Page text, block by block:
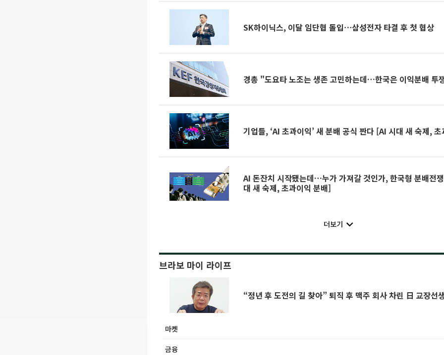
SK하이닉스, 이달 임단협 돌입⋯삼성전자 타결 후 첫 협상
경총 "도요타 노조는 생존 고민하는데…한국은 이익분배 투
기업들, ‘AI 초과이익’ 새 분배 공식 짠다 [AI 시대 새 숙제,
AI 돈잔치 시작됐는데…누가 가져갈 것인가, 한국형 분배전
대 새 숙제, 초과이익 분배]
더보기
브라보 마이 라이프
“정년 후 도전의 길 찾아” 퇴직 후 맥주 회사 차린 日 교장선
마켓
금융